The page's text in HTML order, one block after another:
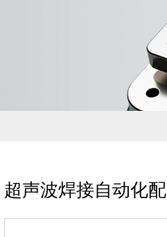
超声波焊接自动化
35kHz-1200W 数字 灵科超声
波焊接自动化配套 夹持款
01、电箱出力大，发波稳定，
智能软件调频，保障电箱与换
能器谐振频率04、电...